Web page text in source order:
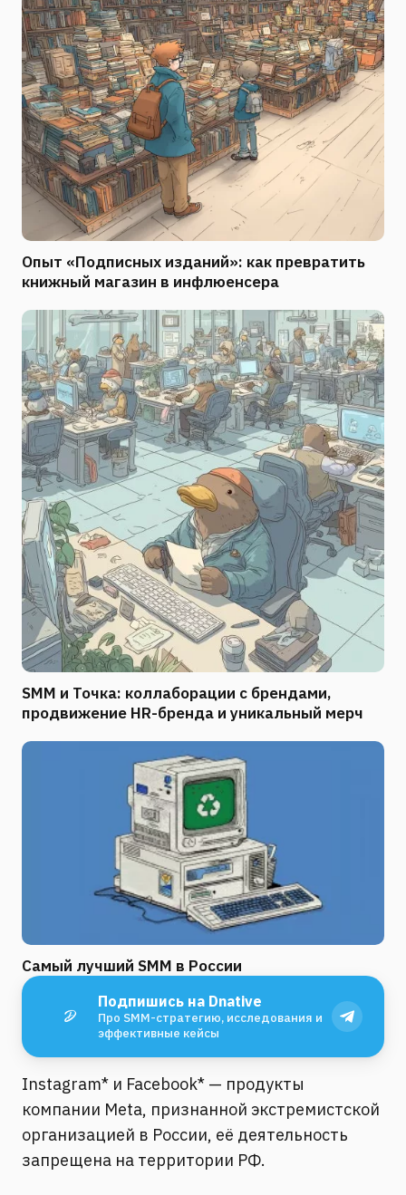
Опыт «Подписных изданий»: как превратить
книжный магазин в инфлюенсера
SMM и Точка: коллаборации с брендами,
продвижение HR-бренда и уникальный мерч
Самый лучший SMM в России
Подпишись на Dnative
Про SMM-стратегию, исследования и
эффективные кейсы
Instagram* и Facebook* — продукты
компании Meta, признанной экстремистской
организацией в России, её деятельность
запрещена на территории РФ.